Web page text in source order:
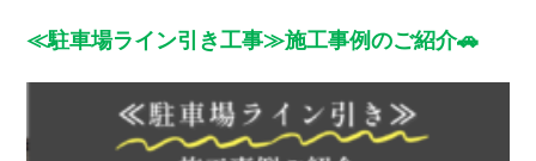
≪駐車場ライン引き工事≫施工事例のご紹介🚗